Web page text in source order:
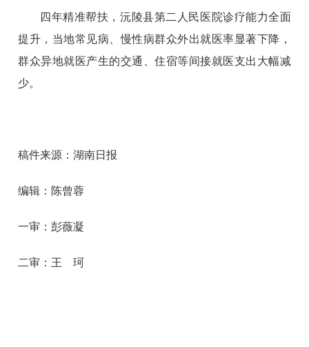
四年精准帮扶，沅陵县第二人民医院诊疗能力全面
提升，当地常见病、慢性病群众外出就医率显著下降，
群众异地就医产生的交通、住宿等间接就医支出大幅减
少。
稿件来源：湖南日报
编辑：陈曾蓉
一审：彭薇凝
二审：王 珂